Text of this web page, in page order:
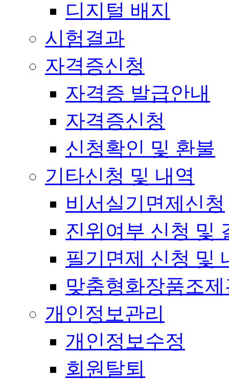
디지털 배지
시험결과
자격증신청
자격증 발급안내
자격증신청
신청확인 및 환불
기타신청 및 내역
비서실기면제신청
진위여부 신청 및
필기면제 신청 및
맞춤형화장품조
개인정보관리
개인정보수정
회원탈퇴